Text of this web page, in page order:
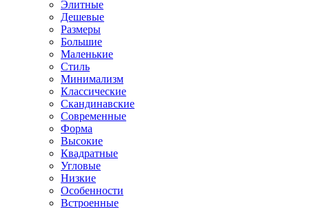
Элитные
Дешевые
Размеры
Большие
Маленькие
Стиль
Минимализм
Классические
Скандинавские
Современные
Форма
Высокие
Квадратные
Угловые
Низкие
Особенности
Встроенные